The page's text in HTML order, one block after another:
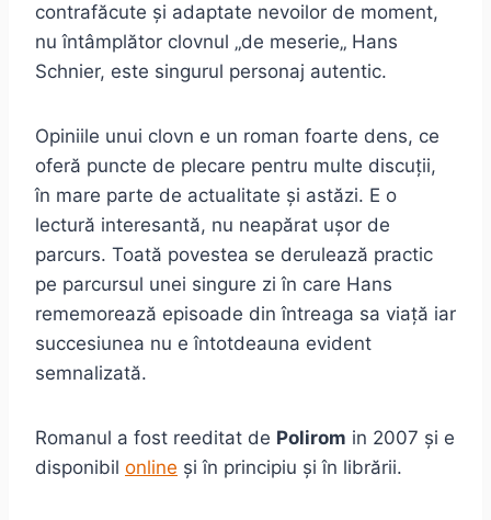
contrafăcute și adaptate nevoilor de moment,
nu întâmplător clovnul „de meserie„ Hans
Schnier, este singurul personaj autentic.
Opiniile unui clovn e un roman foarte dens, ce
oferă puncte de plecare pentru multe discuții,
în mare parte de actualitate și astăzi. E o
lectură interesantă, nu neapărat ușor de
parcurs. Toată povestea se derulează practic
pe parcursul unei singure zi în care Hans
rememorează episoade din întreaga sa viață iar
succesiunea nu e întotdeauna evident
semnalizată.
Romanul a fost reeditat de Polirom in 2007 și e
disponibil online și în principiu și în librării.